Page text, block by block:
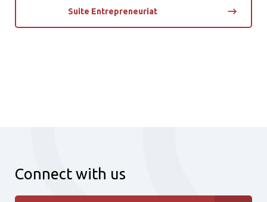
Suite Entrepreneuriat
Connect with us